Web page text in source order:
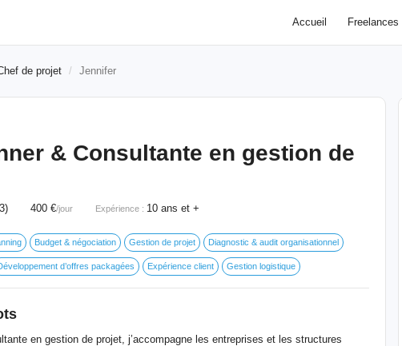
Accueil Freelances
de projet Jennifer
& Consultante en gestion de
400 €/jour Expérience : 10 ans et +
Budget & négociation Gestion de projet Diagnostic & audit organisationnel
d’offres packagées Expérience client Gestion logistique
en gestion de projet, j’accompagne les entreprises et les structures